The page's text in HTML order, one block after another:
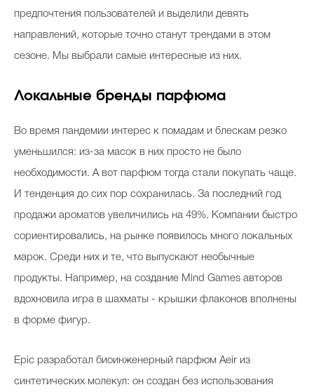
предпочтения пользователей и выделили девять
направлений, которые точно станут трендами в этом
сезоне. Мы выбрали самые интересные из них.
Локальные бренды парфюма
Во время пандемии интерес к помадам и блескам резко
уменьшился: из-за масок в них просто не было
необходимости. А вот парфюм тогда стали покупать чаще.
И тенденция до сих пор сохранилась. За последний год
продажи ароматов увеличились на 49%. Компании быстро
сориентировались, на рынке появилось много локальных
марок. Среди них и те, что выпускают необычные
продукты. Например, на создание Mind Games авторов
вдохновила игра в шахматы - крышки флаконов вполнены
в форме фигур.
Epic разработал биоинженерный парфюм Aeir из
синтетических молекул: он создан без использования